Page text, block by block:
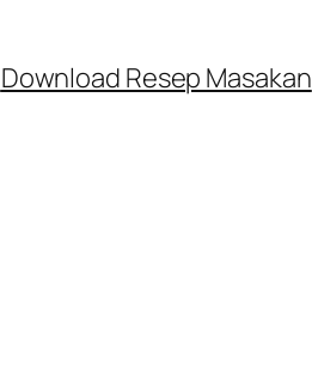
Download Resep Masakan